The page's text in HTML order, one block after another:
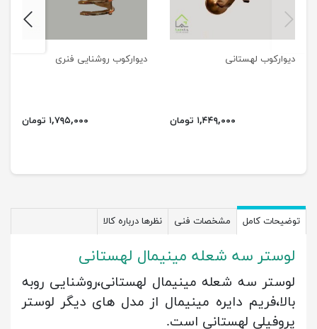
دیوارکوب لهستانی
۱,۴۴۹,۰۰۰ تومان
دیوارکوب روشنایی فنری
۱,۷۹۵,۰۰۰ تومان
previus
توضیحات کامل مشخصات فنی نظرها درباره کالا
لوستر سه شعله مینیمال لهستانی
لوستر سه شعله مینیمال لهستانی،روشنایی روبه
بالا،فریم دایره مینیمال از مدل های دیگر لوستر
پروفیلی لهستانی است.